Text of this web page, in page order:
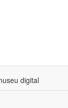
digital